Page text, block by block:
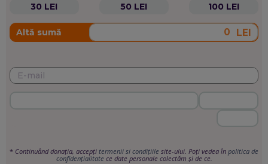
30 LEI
50 LEI 100 LEI
Altă sumă LEI
* Continuând donația, accepți termenii si condițiile site-ului. Poți vedea în politica de
confidențialitate ce date personale colectăm și de ce.